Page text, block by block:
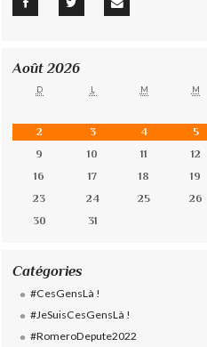
Août 2026
D L M M
2
3 4 5
9
10 11 12
16
17 18 19
23
24 25 26
30
31
Catégories
#CesGensLà !
#JeSuisCesGensLà !
#RomeroDepute2022